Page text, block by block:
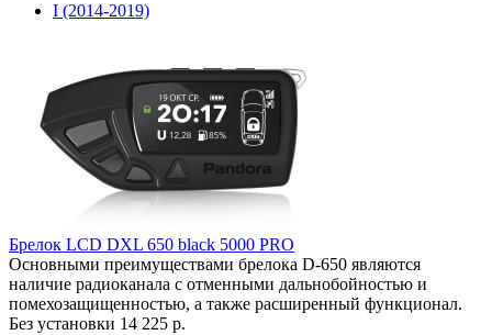
I (2014-2019)
Брелок LCD DXL 650 black 5000 PRO
Основными преимуществами брелока D-650 являются
наличие радиоканала с отменными дальнобойностью и
помехозащищенностью, а также расширенный функционал.
Без установки 14 225 р.